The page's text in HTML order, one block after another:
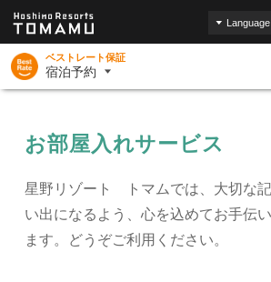
Language
ベストレート保証
宿泊予約
お部屋入れサービス
星野リゾート トマムでは、大切な
い出になるよう、心を込めてお手伝
ます。どうぞご利用ください。